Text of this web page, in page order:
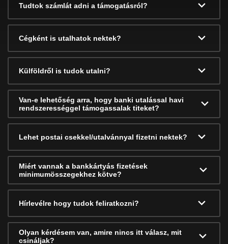
Tudtok számlát adni a támogatásról?
Cégként is utalhatok nektek?
Külföldről is tudok utalni?
Van-e lehetőség arra, hogy banki utalással havi
rendszerességgel támogassalak titeket?
Lehet postai csekkel/utalvánnyal fizetni nektek?
Miért vannak a bankkártyás fizetések
minimumösszegekhez kötve?
Hírlevélre hogy tudok feliratkozni?
Olyan kérdésem van, amire nincs itt válasz, mit
csináljak?